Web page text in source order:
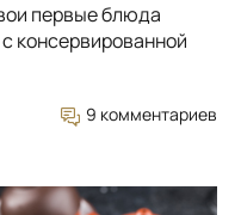
первые блюда
консервированной
9 комментариев